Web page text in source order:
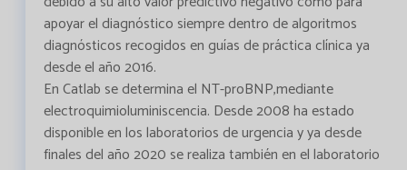
apoyar el diagnóstico siempre dentro de algoritmos
diagnósticos recogidos en guías de práctica clínica ya
desde el año 2016.
En Catlab se determina el NT-proBNP,mediante
electroquimioluminiscencia. Desde 2008 ha estado
disponible en los laboratorios de urgencia y ya desde
finales del año 2020 se realiza también en el laboratorio